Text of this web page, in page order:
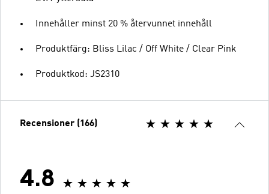
Innehåller minst 20 % återvunnet innehåll
Produktfärg: Bliss Lilac / Off White / Clear Pink
Produktkod: JS2310
Recensioner (166)
4.8